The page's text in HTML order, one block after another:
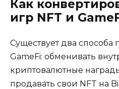
Как
игр NFT и
Существует два способа
GameFi: обменивать
криптовалютные
продавать свои NFT на